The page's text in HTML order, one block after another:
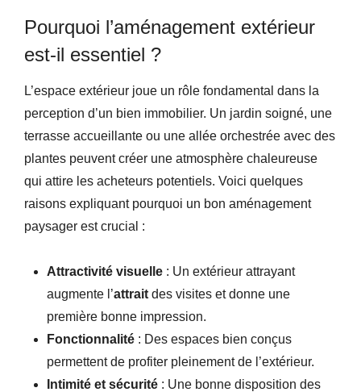
Pourquoi l’aménagement extérieur
est-il essentiel ?
L’espace extérieur joue un rôle fondamental dans la
perception d’un bien immobilier. Un jardin soigné, une
terrasse accueillante ou une allée orchestrée avec des
plantes peuvent créer une atmosphère chaleureuse
qui attire les acheteurs potentiels. Voici quelques
raisons expliquant pourquoi un bon aménagement
paysager est crucial :
Attractivité visuelle : Un extérieur attrayant
augmente l’attrait des visites et donne une
première bonne impression.
Fonctionnalité : Des espaces bien conçus
permettent de profiter pleinement de l’extérieur.
Intimité et sécurité : Une bonne disposition des